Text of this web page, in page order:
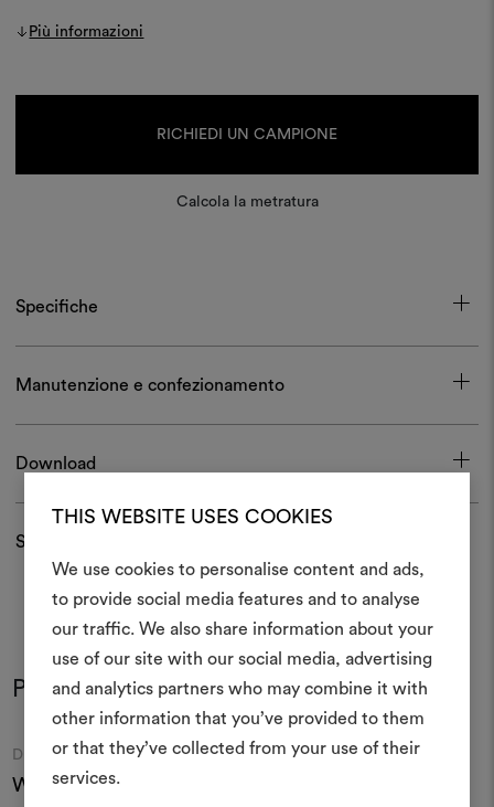
THIS WEBSITE USES COOKIES
We use cookies to personalise content and ads,
to provide social media features and to analyse
our traffic. We also share information about your
use of our site with our social media, advertising
and analytics partners who may combine it with
other information that you’ve provided to them
or that they’ve collected from your use of their
services.
Più informazioni
RICHIEDI UN CAMPIONE
Calcola la metratura
Specifiche
Manutenzione e confezionamento
Download
Spedizioni e resi
Potrebbe interessarti anche
Moodboard
DEDAR
Wide Wool Etamine
Moodboard
DEDAR
Crea
Uno strumento interattivo
e condividere le tue idee,